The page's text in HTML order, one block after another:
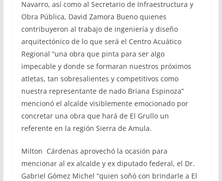
Navarro, así como al Secretario de Infraestructura y
Obra Pública, David Zamora Bueno quienes
contribuyeron al trabajo de ingeniería y diseño
arquitectónico de lo que será el Centro Acuático
Regional “una obra que pinta para ser algo
impecable y donde se formaran nuestros próximos
atletas, tan sobresalientes y competitivos como
nuestra representante de nado Briana Espinoza”
mencionó el alcalde visiblemente emocionado por
concretar una obra que hará de El Grullo un
referente en la región Sierra de Amula.
Milton Cárdenas aprovechó la ocasión para
mencionar al ex alcalde y ex diputado federal, el Dr.
Gabriel Gómez Michel “quien soñó con brindarle a El